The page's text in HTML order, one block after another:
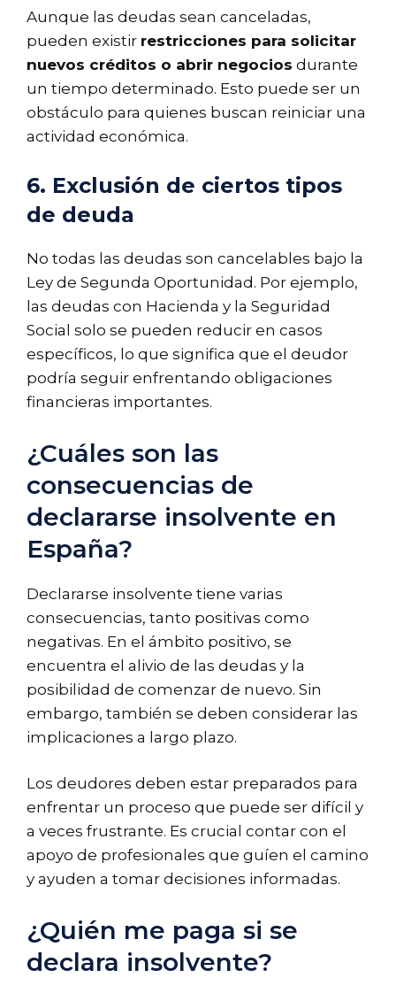
Aunque las deudas sean canceladas,
pueden existir restricciones para solicitar
nuevos créditos o abrir negocios durante
un tiempo determinado. Esto puede ser un
obstáculo para quienes buscan reiniciar una
actividad económica.
6. Exclusión de ciertos tipos
de deuda
No todas las deudas son cancelables bajo la
Ley de Segunda Oportunidad. Por ejemplo,
las deudas con Hacienda y la Seguridad
Social solo se pueden reducir en casos
específicos, lo que significa que el deudor
podría seguir enfrentando obligaciones
financieras importantes.
¿Cuáles son las
consecuencias de
declararse insolvente en
España?
Declararse insolvente tiene varias
consecuencias, tanto positivas como
negativas. En el ámbito positivo, se
encuentra el alivio de las deudas y la
posibilidad de comenzar de nuevo. Sin
embargo, también se deben considerar las
implicaciones a largo plazo.
Los deudores deben estar preparados para
enfrentar un proceso que puede ser difícil y
a veces frustrante. Es crucial contar con el
apoyo de profesionales que guíen el camino
y ayuden a tomar decisiones informadas.
¿Quién me paga si se
declara insolvente?